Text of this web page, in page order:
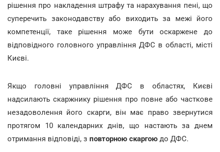
рішення про накладення штрафу та нарахування пені, що
суперечить законодавству або виходить за межі його
компетенції, таке рішення може бути оскаржене до
відповідного головного управління ДФС в області, місті
Києві.
Якщо головні управління ДФС в областях, Києві
надсилають скаржнику рішення про повне або часткове
незадоволення його скарги, він має право звернутися
протягом 10 календарних днів, що настають за днем
отримання відповіді, з повторною скаргою до ДФС.